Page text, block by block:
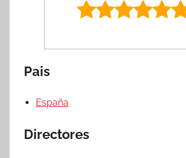
Pais
España
Directores